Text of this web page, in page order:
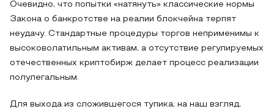
Очевидно, что попытки «натянуть» классические нормы
Закона о банкротстве на реалии блокчейна терпят
неудачу. Стандартные процедуры торгов неприменимы к
высоковолатильным активам, а отсутствие регулируемых
отечественных криптобирж делает процесс реализации
полулегальным.
Для выхода из сложившегося тупика, на наш взгляд,